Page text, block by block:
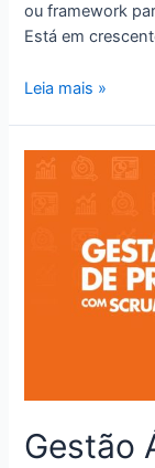
ou framework
Está em
Leia mais »
Gestão